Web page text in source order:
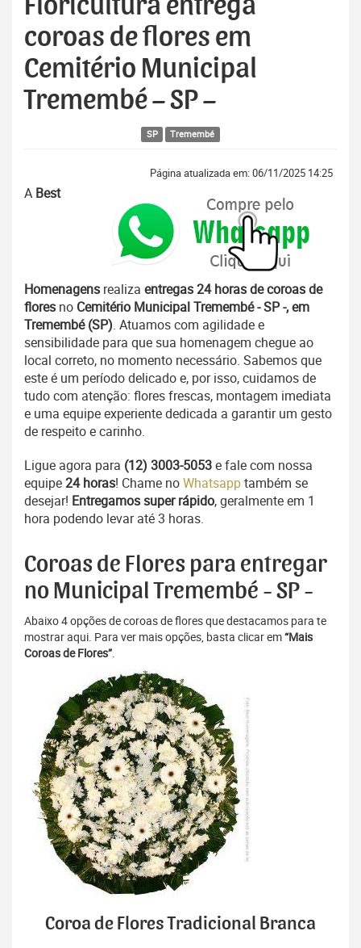
Floricultura entrega
coroas de flores em
Cemitério Municipal
Tremembé – SP –
SP Tremembé
Página atualizada em: 06/11/2025 14:25
A Best
Homenagens realiza entregas 24 horas de coroas de
flores no Cemitério Municipal Tremembé - SP -, em
Tremembé (SP). Atuamos com agilidade e
sensibilidade para que sua homenagem chegue ao
local correto, no momento necessário. Sabemos que
este é um período delicado e, por isso, cuidamos de
tudo com atenção: flores frescas, montagem imediata
e uma equipe experiente dedicada a garantir um gesto
de respeito e carinho.
Ligue agora para (12) 3003-5053e fale com nossa
equipe24 horas! Chame noWhatsapptambém se
desejar! Entregamos super rápido, geralmente em 1
hora podendo levar até 3 horas.
Coroas de Flores para entregar
no Municipal Tremembé - SP -
Abaixo 4 opções de coroas de flores que destacamos para te
mostrar aqui. Para ver mais opções, basta clicar em“Mais
Coroas de Flores”.
Coroa de Flores Tradicional Branca